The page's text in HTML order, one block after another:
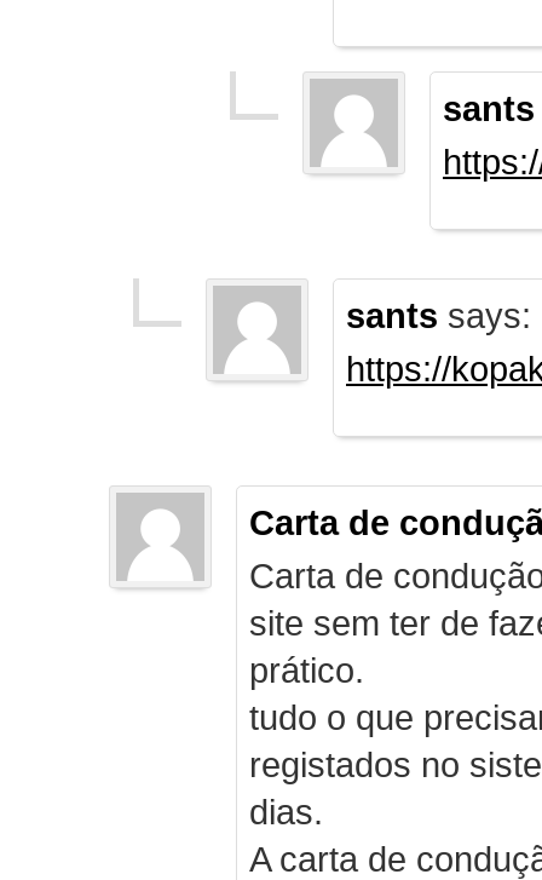
sants
sants says:
https://
Carta de
Carta de
site sem ter de
prático.
tudo o que
registados no
dias.
A carta de